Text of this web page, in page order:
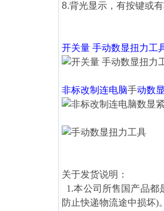
8.背光显示，有按键或
开关量 手动数显扭力工
非标改制连电脑手动数
关于发货说明：
1.本公司所售国产品都
防止快递物流途中损坏)